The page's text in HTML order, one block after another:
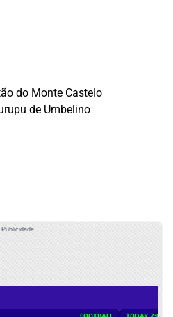
do Monte Castelo
de Umbelino
Publicidade